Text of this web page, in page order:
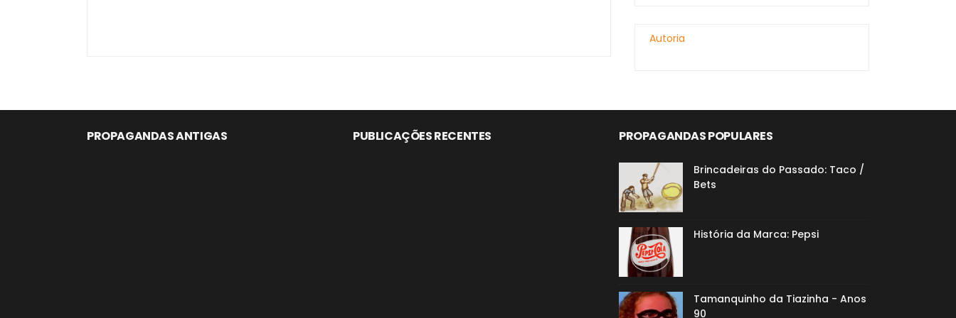
Autoria
PROPAGANDAS ANTIGAS PUBLICAÇÕES RECENTES PROPAGANDAS POPULARES
Brincadeiras do Passado: Taco /
Bets
História da Marca: Pepsi
Tamanquinho da Tiazinha - Anos
90